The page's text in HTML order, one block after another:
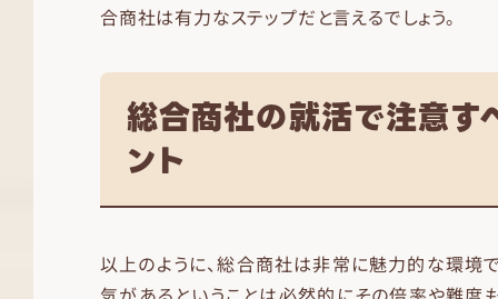
合商社は有力なステップだと言えるでしょう。
総合商社の就活で注意す
ント
以上のように、総合商社は非常に魅力的な環境で